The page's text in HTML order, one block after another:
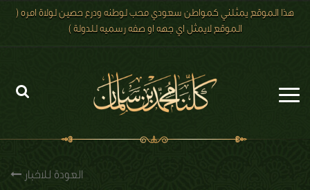
هذا الموقع يمثلني كمواطن سعودي محب لوطنه ودرع حصين لولاة امره (
الموقع لايمثل اي جهه او صفه رسميه للدولة )
العودة للاخبار